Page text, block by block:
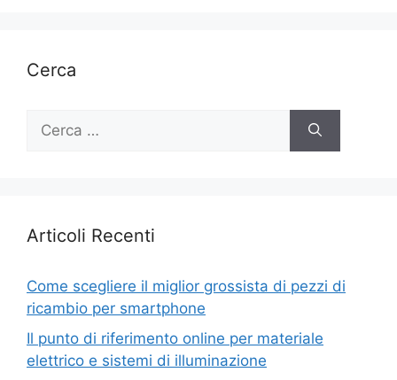
Cerca
Ricerca
Articoli Recenti
Come scegliere il miglior grossista di pezzi di
ricambio per smartphone
Il punto di riferimento online per materiale
elettrico e sistemi di illuminazione